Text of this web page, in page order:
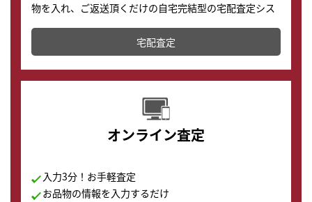
物を入れ、ご返送頂くだけの自宅完結型の宅配査定シス
テムです。
配送でも簡単&安全に査定・買取に出すことが可能で
す。
宅配査定
オンライン査定
入力3分！お手軽査定
お品物の情報を入力するだけ